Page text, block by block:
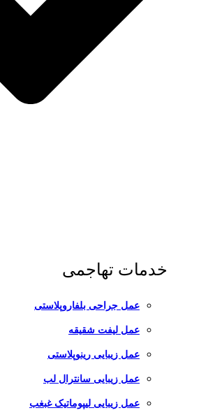
خدمات تهاجمی
عمل جراحی بلفاروپلاستی
عمل لیفت شقیقه
عمل زیبایی رینوپلاستی
عمل زیبایی سانترال لب
عمل زیبایی لیپوماتیک غبغب